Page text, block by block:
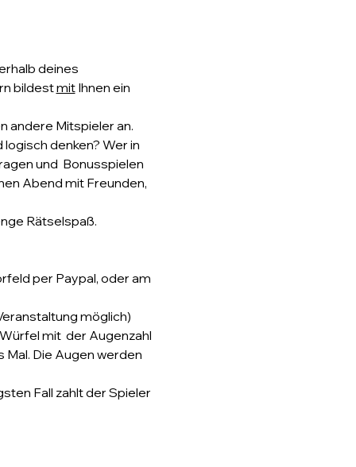
deines
bildest mit Ihnen ein
andere Mitspieler an.
denken? Wer in
und  Bonusspielen
Abend mit Freunden,
Rätselspaß.
per Paypal, oder am
möglich)
mit  der Augenzahl
Mal. Die Augen werden
Fall zahlt der Spieler